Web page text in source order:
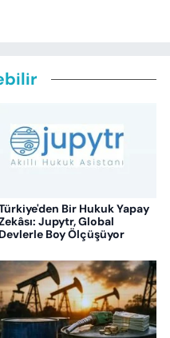
Bir Hukuk Yapay
Jupytr, Global
Devlerle Boy Ölçüşüyor